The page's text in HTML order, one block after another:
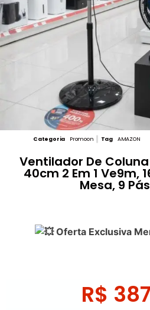
Categoria Promoon Tag AMAZON
Ventilador De
40cm 2 Em 1 Ve9m,
Mesa, 9
Oferta Exclusiva
R$